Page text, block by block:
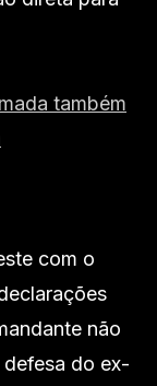
também
com o
não
do ex-